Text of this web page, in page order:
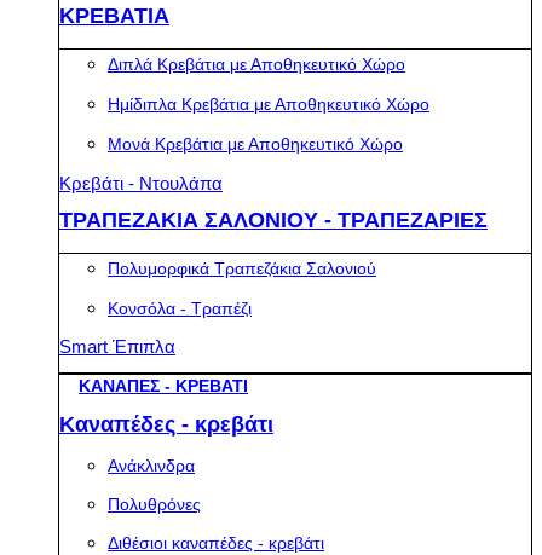
ΚΡΕΒΑΤΙΑ
Διπλά Κρεβάτια με Αποθηκευτικό Χώρο
Ημίδιπλα Κρεβάτια με Αποθηκευτικό Χώρο
Μονά Κρεβάτια με Αποθηκευτικό Χώρο
Κρεβάτι - Ντουλάπα
ΤΡΑΠΕΖΑΚΙΑ ΣΑΛΟΝΙΟΥ - ΤΡΑΠΕΖΑΡΙΕΣ
Πολυμορφικά Τραπεζάκια Σαλονιού
Κονσόλα - Τραπέζι
Smart Έπιπλα
ΚΑΝΑΠΕΣ - ΚΡΕΒΑΤΙ
Καναπέδες - κρεβάτι
Ανάκλινδρα
Πολυθρόνες
Διθέσιοι καναπέδες - κρεβάτι